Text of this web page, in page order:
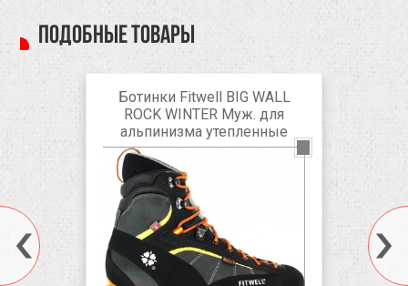
Подобные товары
Ботинки Fitwell BIG WALL
ROCK WINTER Муж. для
альпинизма утепленные